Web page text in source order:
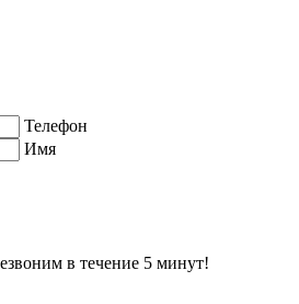
Телефон
Имя
в течение 5 минут!